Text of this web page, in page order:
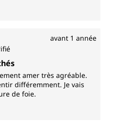
avant 1 année
étoiles
amer très agréable.
différemment. Je vais
de foie.